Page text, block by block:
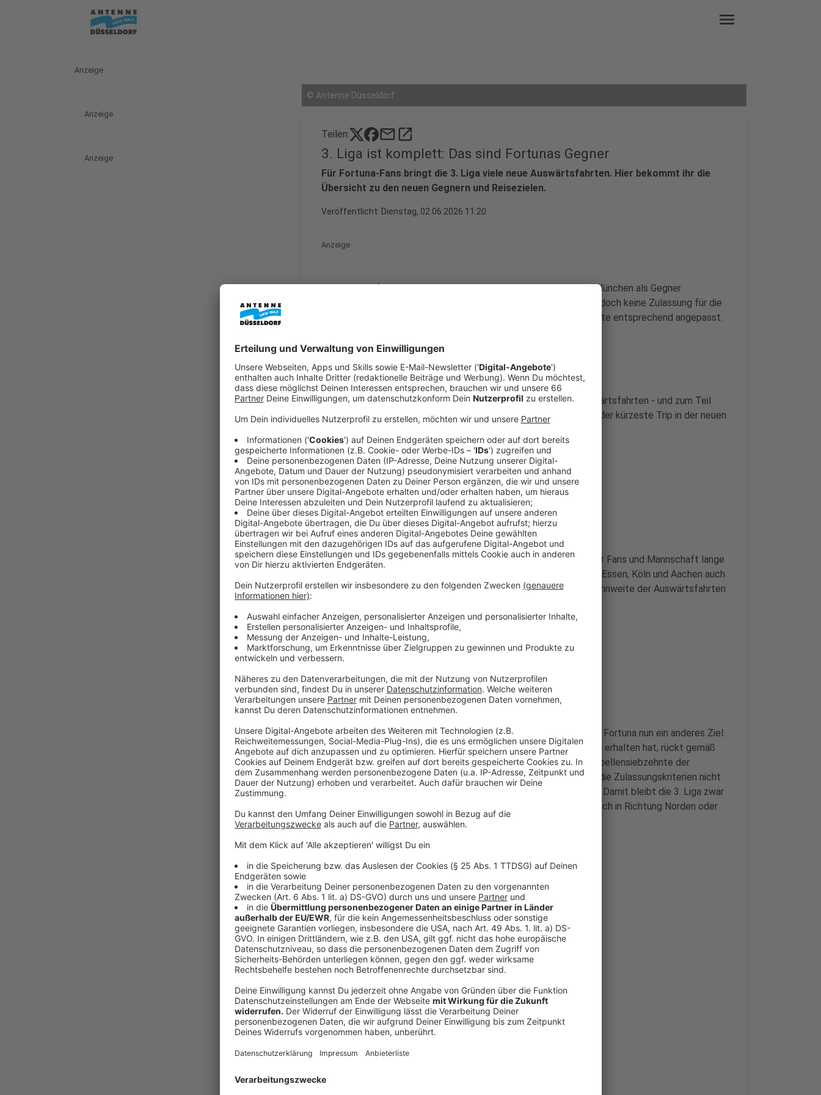
menu
Anzeige
Anzeige
Anzeige
© Antenne Düsseldorf
Teilen: mailopen_in_new
3. Liga ist komplett: Das sind Fortunas Gegner
Für Fortuna-Fans bringt die 3. Liga viele neue Auswärtsfahrten. Hier bekommt ihr die
Übersicht zu den neuen Gegnern und Reisezielen.
Veröffentlicht: Dienstag, 02.06.2026 11:20
Anzeige
+++ In einer früheren Version dieses Artikels war der TSV 1860 München als Gegner
aufgeführt. Wie am 3. Juni bekannt wurde, erhalten die „Löwen“ jedoch keine Zulassung für die
3. Liga. Wir haben die Liste der Gegner und die Kilometer-Checkliste entsprechend angepasst.
Anzeige
Für Fortuna-Fans bringt der Abstieg in die 3. Liga viele neue Auswärtsfahrten - und zum Teil
auch ziemlich weite Wege. Nach einer Recherche der
ist der kürzeste Trip in der neuen
Anzeige
Viele Reisen quer durch Deutschland
Anzeige
Auch Spiele in Rostock, Regensburg oder Ingolstadt bedeuten für Fans und Mannschaft lange
Reisen quer durch Deutschland. Gleichzeitig gibt es mit Duisburg, Essen, Köln und Aachen auch
viele attraktive und gut erreichbare Partien in der Region. Die Spannweite der Auswärtsfahrten
Anzeige
Auswärtsgegner der Fortuna in der 3. Liga 2026/27
Anzeige
Statt der Reise ins Münchener Grünwalder Stadion wartet auf die Fortuna nun ein anderes Ziel.
Da der TSV 1860 München keine Lizenz für die kommende Saison erhalten hat, rückt gemäß
DFB-Statuten ein anderer Verein nach. Erster Anwärter ist der Tabellensiebzehnte der
Vorsaison, der **TSV Havelse**. Sollten auch die Niedersachsen die Zulassungskriterien nicht
erfüllen, wäre der **FC Erzgebirge Aue** der nächste Nachrücker. Damit bleibt die 3. Liga zwar
ein echter Charaktertest, die Reiseplanung für die Fans muss jedoch in Richtung Norden oder
Osten statt in den Süden angepasst werden.
Auswärtsgegner der Fortuna in der 3. Liga 2026/27
Quelle: Recherche von Fortuna Düsseldorf
MSV Duisburg - 21 Kilometer
Rot-Weiss Essen - 37 Kilometer
FC Viktoria Köln - 60 Kilometer
SC Fortuna Köln - 61 Kilometer
Alemannia Aachen - 89 Kilometer
SC Preußen Münster - 120 Kilometer
SC Verl - 166 Kilometer